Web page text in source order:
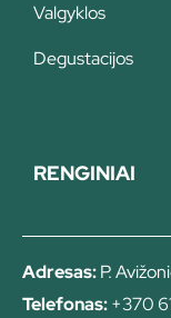
Valgyklos
Degustacijos
RENGINIAI
Adresas:P.
Telefonas:+370